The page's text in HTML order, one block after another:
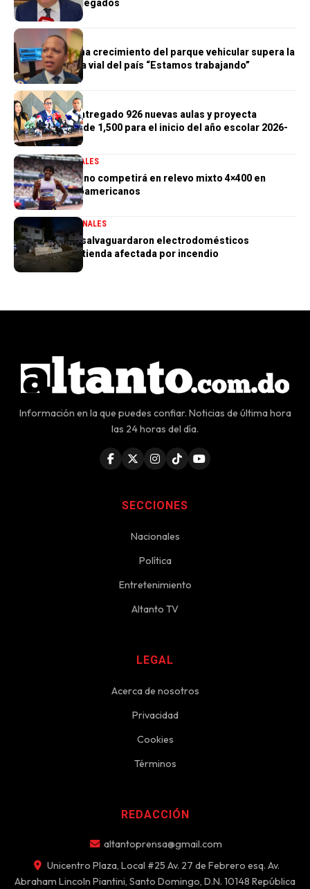
General de Delegados
GENERALES
Morrison afirma crecimiento del parque vehicular supera la
infraestructura vial del país “Estamos trabajando”
GENERALES
Gobierno ha entregado 926 nuevas aulas y proyecta
alcanzar meta de 1,500 para el inicio del año escolar 2026-
2027
DEPORTESGENERALES
Marileidy Paulino competirá en relevo mixto 4×400 en
Juegos Centroamericanos
GENERALES NACIONALES
PN aclara que salvaguardaron electrodomésticos
sustraídos de tienda afectada por incendio
Información en la que puedes confiar. Noticias de última hora
las 24 horas del día.
SECCIONES
Nacionales
Política
Entretenimiento
Altanto TV
LEGAL
Acerca de nosotros
Privacidad
Cookies
Términos
REDACCIÓN
altantoprensa@gmail.com
Unicentro Plaza, Local #25 Av. 27 de Febrero esq. Av.
Abraham Lincoln Piantini, Santo Domingo, D.N. 10148 República